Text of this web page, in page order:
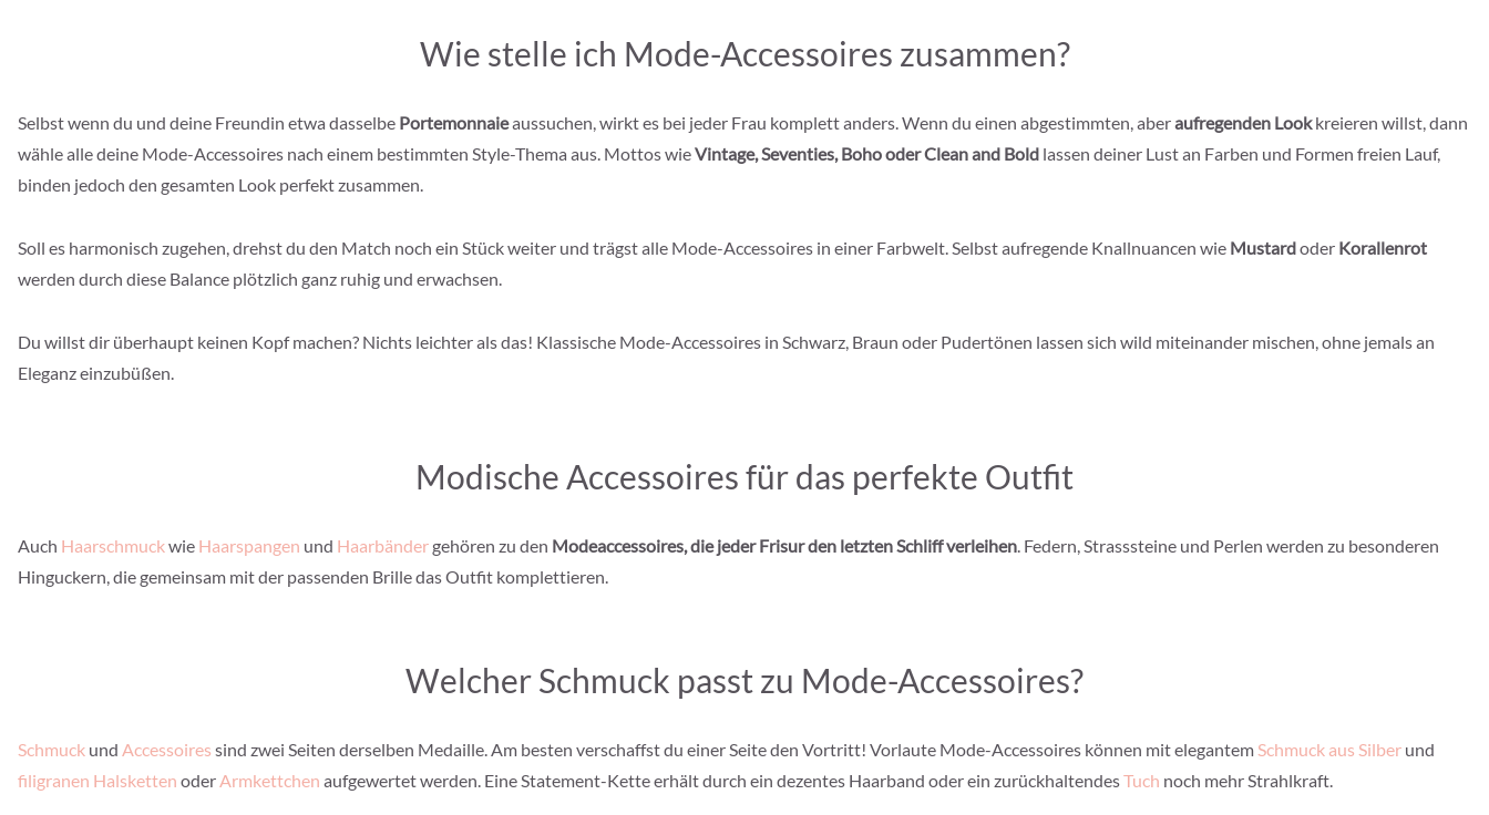
Wie stelle ich Mode-Accessoires zusammen?
Selbst wenn du und deine Freundin etwa dasselbe Portemonnaieaussuchen, wirkt es bei jeder Frau komplett anders. Wenn du einen abgestimmten, aberaufregenden Lookkreieren willst, dann
wähle alle deine Mode-Accessoires nach einem bestimmten Style-Thema aus. Mottos wieVintage, Seventies, Boho oder Clean and Bold lassen deiner Lust an Farben und Formen freien Lauf,
binden jedoch den gesamten Look perfekt zusammen.
Soll es harmonisch zugehen, drehst du den Match noch ein Stück weiter und trägst alle Mode-Accessoires in einer Farbwelt. Selbst aufregende Knallnuancen wie Mustardoder Korallenrot
werden durch diese Balance plötzlich ganz ruhig und erwachsen.
Du willst dir überhaupt keinen Kopf machen? Nichts leichter als das! Klassische Mode-Accessoires in Schwarz, Braun oder Pudertönen lassen sich wild miteinander mischen, ohne jemals an
Eleganz einzubüßen.
Modische Accessoires für das perfekte Outfit
Auch Haarschmuckwie Haarspangen und Haarbänder gehören zu den Modeaccessoires, die jeder Frisur den letzten Schliff verleihen. Federn, Strasssteine und Perlen werden zu besonderen
Hinguckern, die gemeinsam mit der passenden Brille das Outfit komplettieren.
Welcher Schmuck passt zu Mode-Accessoires?
Schmuck und Accessoires sind zwei Seiten derselben Medaille. Am besten verschaffst du einer Seite den Vortritt! Vorlaute Mode-Accessoires können mit elegantemSchmuck aus Silber und
filigranen Halsketten oderArmkettchen aufgewertet werden. Eine Statement-Kette erhält durch ein dezentes Haarband oder ein zurückhaltendesTuch noch mehr Strahlkraft.